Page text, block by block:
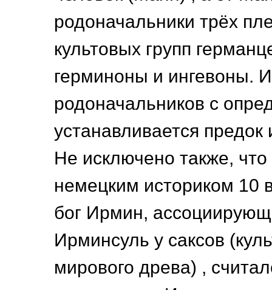
родоначальники трёх
культовых групп
герминоны и ингевоны.
родоначальников с
устанавливается
Не исключено также,
немецким историком 10
бог Ирмин,
Ирминсуль у саксов
мирового древа) ,